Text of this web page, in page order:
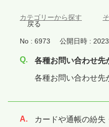
カテゴリーから探す
戻る
No : 6973 公開日時 :
各種お問い合わせ先
各種お問い合わせ先
回答
カードや通帳の紛失